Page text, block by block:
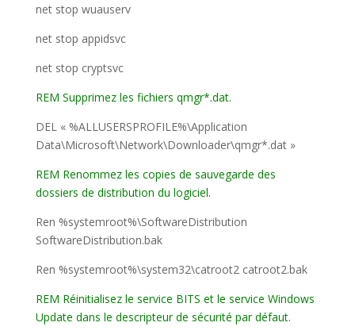
net stop wuauserv
net stop appidsvc
net stop cryptsvc
REM Supprimez les fichiers qmgr*.dat.
DEL « %ALLUSERSPROFILE%\Application
Data\Microsoft\Network\Downloader\qmgr*.dat »
REM Renommez les copies de sauvegarde des
dossiers de distribution du logiciel.
Ren %systemroot%\SoftwareDistribution
SoftwareDistribution.bak
Ren %systemroot%\system32\catroot2 catroot2.bak
REM Réinitialisez le service BITS et le service Windows
Update dans le descripteur de sécurité par défaut.